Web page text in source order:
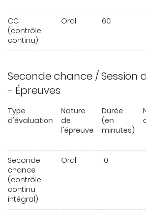
CC
(contrôle
continu)
Oral 60
Seconde chance /
- Épreuves
Type
d'évaluation
Nature
de
l'épreuve
Durée
(en
minutes)
Seconde
chance
(contrôle
continu
intégral)
Oral 10